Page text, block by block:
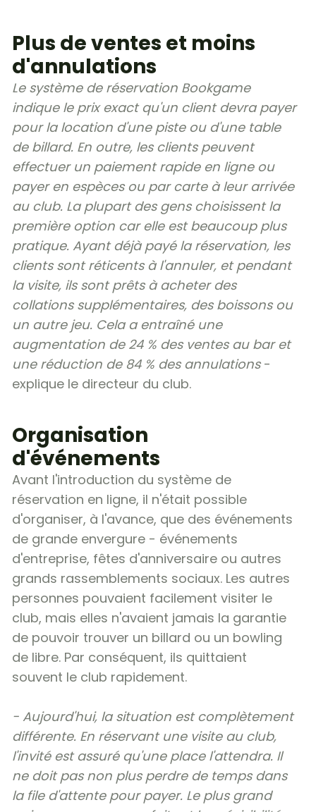
Plus de ventes et moins
d'annulations
Le système de réservation Bookgame
indique le prix exact qu'un client devra payer
pour la location d'une piste ou d'une table
de billard. En outre, les clients peuvent
effectuer un paiement rapide en ligne ou
payer en espèces ou par carte à leur arrivée
au club. La plupart des gens choisissent la
première option car elle est beaucoup plus
pratique. Ayant déjà payé la réservation, les
clients sont réticents à l'annuler, et pendant
la visite, ils sont prêts à acheter des
collations supplémentaires, des boissons ou
un autre jeu. Cela a entraîné une
augmentation de 24 % des ventes au bar et
une réduction de 84 % des annulations -
explique le directeur du club.
Organisation
d'événements
Avant l'introduction du système de
réservation en ligne, il n'était possible
d'organiser, à l'avance, que des événements
de grande envergure - événements
d'entreprise, fêtes d'anniversaire ou autres
grands rassemblements sociaux. Les autres
personnes pouvaient facilement visiter le
club, mais elles n'avaient jamais la garantie
de pouvoir trouver un billard ou un bowling
de libre. Par conséquent, ils quittaient
souvent le club rapidement.
- Aujourd'hui, la situation est complètement
différente. En réservant une visite au club,
l'invité est assuré qu'une place l'attendra. Il
ne doit pas non plus perdre de temps dans
la file d'attente pour payer. Le plus grand